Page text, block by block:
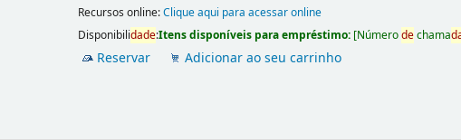
Recursos online:Clique aqui para acessar online
Disponibilidade:Itens disponíveis para empréstimo: [Númerodechama
Reservar Adicionar ao seu carrinho